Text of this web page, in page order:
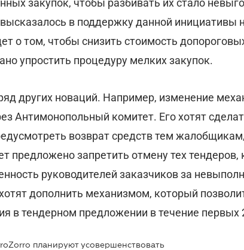
закупок, чтобы разбивать их стало
в поддержку данной инициативы
о том, чтобы снизить стоимость
упростить процедуру мелких закупок.
других новаций. Например, изменение
Антимонопольный комитет. Его хотят
возврат средств тем
предложено запретить отмену тех
руководителей заказчиков за
дополнить механизмом, который
в тендерном предложении в течение первых
планируют усовершенствовать